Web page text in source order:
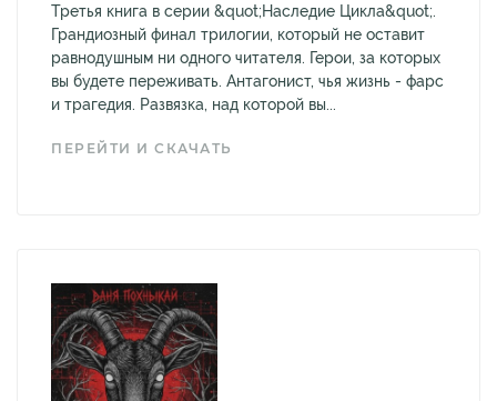
Третья книга в серии &quot;Наследие Цикла&quot;.
Грандиозный финал трилогии, который не оставит
равнодушным ни одного читателя. Герои, за которых
вы будете переживать. Антагонист, чья жизнь - фарс
и трагедия. Развязка, над которой вы...
ПЕРЕЙТИ И СКАЧАТЬ